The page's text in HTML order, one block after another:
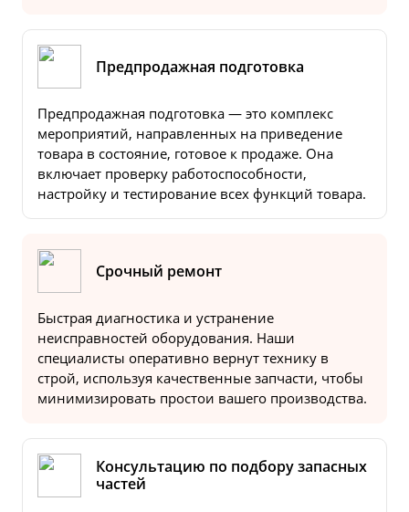
Предпродажная подготовка
Предпродажная подготовка — это комплекс
мероприятий, направленных на приведение
товара в состояние, готовое к продаже. Она
включает проверку работоспособности,
настройку и тестирование всех функций товара.
Срочный ремонт
Быстрая диагностика и устранение
неисправностей оборудования. Наши
специалисты оперативно вернут технику в
строй, используя качественные запчасти, чтобы
минимизировать простои вашего производства.
Консультацию по подбору запасных
частей